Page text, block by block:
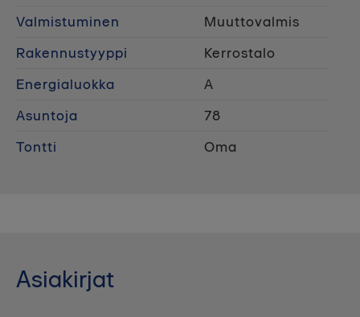
Valmistuminen
Muuttovalmis
Rakennustyyppi
Kerrostalo
Energialuokka
A
Asuntoja
78
Tontti
Oma
Asiakirjat